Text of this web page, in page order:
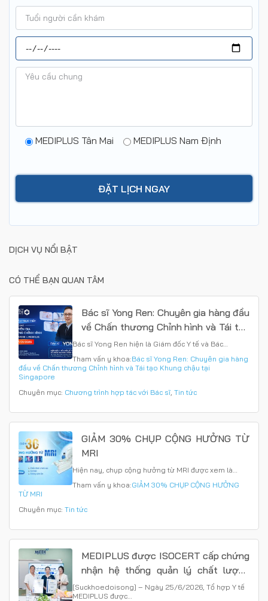
MEDIPLUS Tân Mai MEDIPLUS Nam Định
DỊCH VỤ NỔI BẬT
CÓ THỂ BẠN QUAN TÂM
Bác sĩ Yong Ren: Chuyên gia hàng đầu
về Chấn thương Chỉnh hình và Tái tạo
Khung chậu tại Singapore
Bác sĩ Yong Ren hiện là Giám đốc Y tế và Bác…
Tham vấn y khoa:Bác sĩ Yong Ren: Chuyên gia hàng
đầu về Chấn thương Chỉnh hình và Tái tạo Khung chậu tại
Singapore
Chuyên mục: Chương trình hợp tác với Bác sĩ, Tin tức
GIẢM 30% CHỤP CỘNG HƯỞNG TỪ
MRI
Hiện nay, chụp cộng hưởng từ MRI được xem là…
Tham vấn y khoa:GIẢM 30% CHỤP CỘNG HƯỞNG
TỪ MRI
Chuyên mục: Tin tức
MEDIPLUS được ISOCERT cấp chứng
nhận hệ thống quản lý chất lượng
theo tiêu chuẩn ISO 9001:2015
[Suckhoedoisong] – Ngày 25/6/2026, Tổ hợp Y tế
MEDIPLUS được…